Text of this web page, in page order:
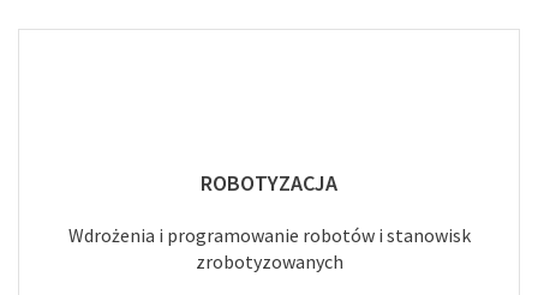
ROBOTYZACJA
Wdrożenia i programowanie robotów i stanowisk
zrobotyzowanych